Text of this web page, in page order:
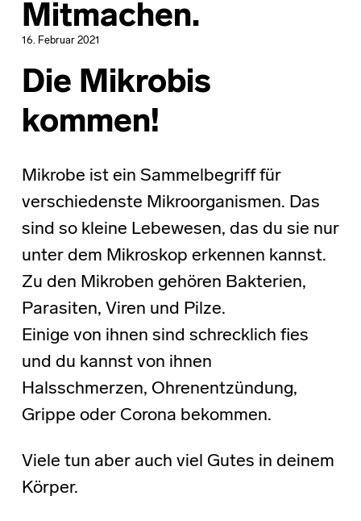
Mitmachen.
16. Februar 2021
Die Mikrobis
kommen!
Mikrobe ist ein Sammelbegriff für
verschiedenste Mikroorganismen. Das
sind so kleine Lebewesen, das du sie nur
unter dem Mikroskop erkennen kannst.
Zu den Mikroben gehören Bakterien,
Parasiten, Viren und Pilze.
Einige von ihnen sind schrecklich fies
und du kannst von ihnen
Halsschmerzen, Ohrenentzündung,
Grippe oder Corona bekommen.
Viele tun aber auch viel Gutes in deinem
Körper.